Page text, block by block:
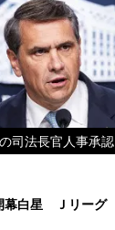
司法長官人事承認
幕白星 Ｊリーグ